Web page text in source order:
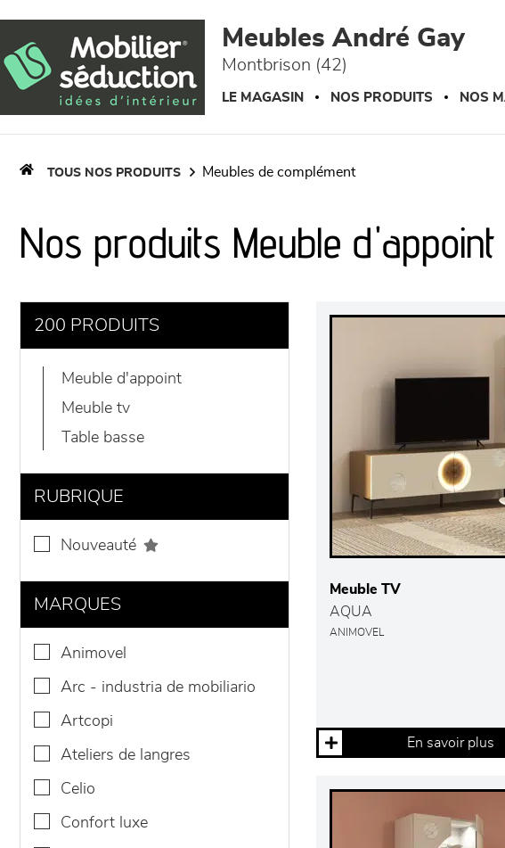
Meubles André Gay
Montbrison (42)
LE MAGASIN NOS PRODUITS NOS
TOUS NOS PRODUITS meubles de complément
Nos produits Meuble
200 PRODUITS
meuble d'appoint
meuble tv
table basse
RUBRIQUE
nouveauté
MARQUES
animovel
arc - industria de mobiliario
artcopi
ateliers de langres
celio
confort luxe
Meuble TV
AQUA
ANIMOVEL
En savoir plus